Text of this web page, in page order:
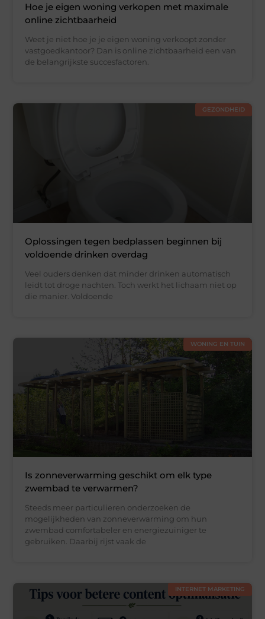
Hoe je eigen woning verkopen met maximale
online zichtbaarheid
Weet je niet hoe je je eigen woning verkoopt zonder
vastgoedkantoor? Dan is online zichtbaarheid een van
de belangrijkste succesfactoren.
GEZONDHEID
Oplossingen tegen bedplassen beginnen bij
voldoende drinken overdag
Veel ouders denken dat minder drinken automatisch
leidt tot droge nachten. Toch werkt het lichaam niet op
die manier. Voldoende
WONING EN TUIN
Is zonneverwarming geschikt om elk type
zwembad te verwarmen?
Steeds meer particulieren onderzoeken de
mogelijkheden van zonneverwarming om hun
zwembad comfortabeler en energiezuiniger te
gebruiken. Daarbij rijst vaak de
INTERNET MARKETING